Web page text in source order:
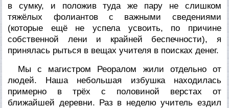
в сумку, и положив туда же пару не слишком
тяжёлых фолиантов с важными сведениями
(которые ещё не успела усвоить, по причине
собственной лени и крайней беспечности), я
принялась рыться в вещах учителя в поисках денег.
Мы с магистром Реоралом жили отдельно от
людей. Наша небольшая избушка находилась
примерно в трёх с половиной верстах от
ближайшей деревни. Раз в неделю учитель ездил